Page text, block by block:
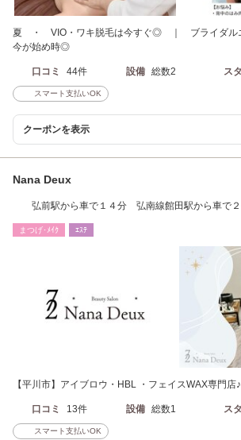
夏 ・ VIO・ワキ脱毛は今すぐ◎ ｜ ブライダル
今が始め時◎
口コミ 44件 設備 総数2 ス
スマート支払いOK
クーポンを表示
Nana Deux
弘前駅から車で１４分 弘南線館田駅から車で
まつげ･ﾒｲｸ ｴｽﾃ
【平川市】アイブロウ・HBL ・フェイスWAX専門店
口コミ 13件 設備 総数1 ス
スマート支払いOK